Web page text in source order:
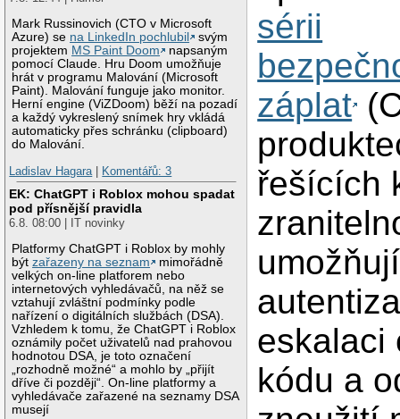
Mark Russinovich (CTO v Microsoft
Azure) se na LinkedIn pochlubil
svým
projektem MS Paint Doom
napsaným
pomocí Claude. Hru Doom umožňuje
hrát v programu Malování (Microsoft
Paint). Malování funguje jako monitor.
Herní engine (ViZDoom) běží na pozadí
a každý vykreslený snímek hry vkládá
automaticky přes schránku (clipboard)
do Malování.
Ladislav Hagara
Komentářů: 3
EK: ChatGPT i Roblox mohou spadat
pod přísnější pravidla
6.8. 08:00 | IT novinky
Platformy ChatGPT i Roblox by mohly
býtzařazeny na seznam
mimořádně
velkých on-line platforem nebo
internetových vyhledávačů, na něž se
vztahují zvláštní podmínky podle
nařízení o digitálních službách (DSA).
Vzhledem k tomu, že ChatGPT i Roblox
oznámily počet uživatelů nad prahovou
hodnotou DSA, je toto označení
„rozhodně možné“ a mohlo by „přijít
dříve či později“. On-line platformy a
vyhledávače zařazené na seznamy DSA
musejí
sérii
záplat
řešících
eskalaci
kódu a